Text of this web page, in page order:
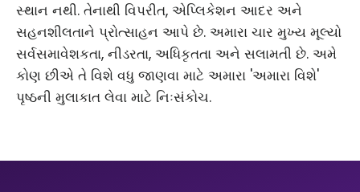
સ્થાન નથી. તેનાથી વિપરીત, એપ્લિકેશન આદર અને
સહનશીલતાને પ્રોત્સાહન આપે છે. અમારા ચાર મુખ્ય મૂલ્યો
સર્વસમાવેશકતા, નીડરતા, અધિકૃતતા અને સલામતી છે. અમે
કોણ છીએ તે વિશે વધુ જાણવા માટે અમારા 'અમારા વિશે'
પૃષ્ઠની મુલાકાત લેવા માટે નિઃસંકોચ.